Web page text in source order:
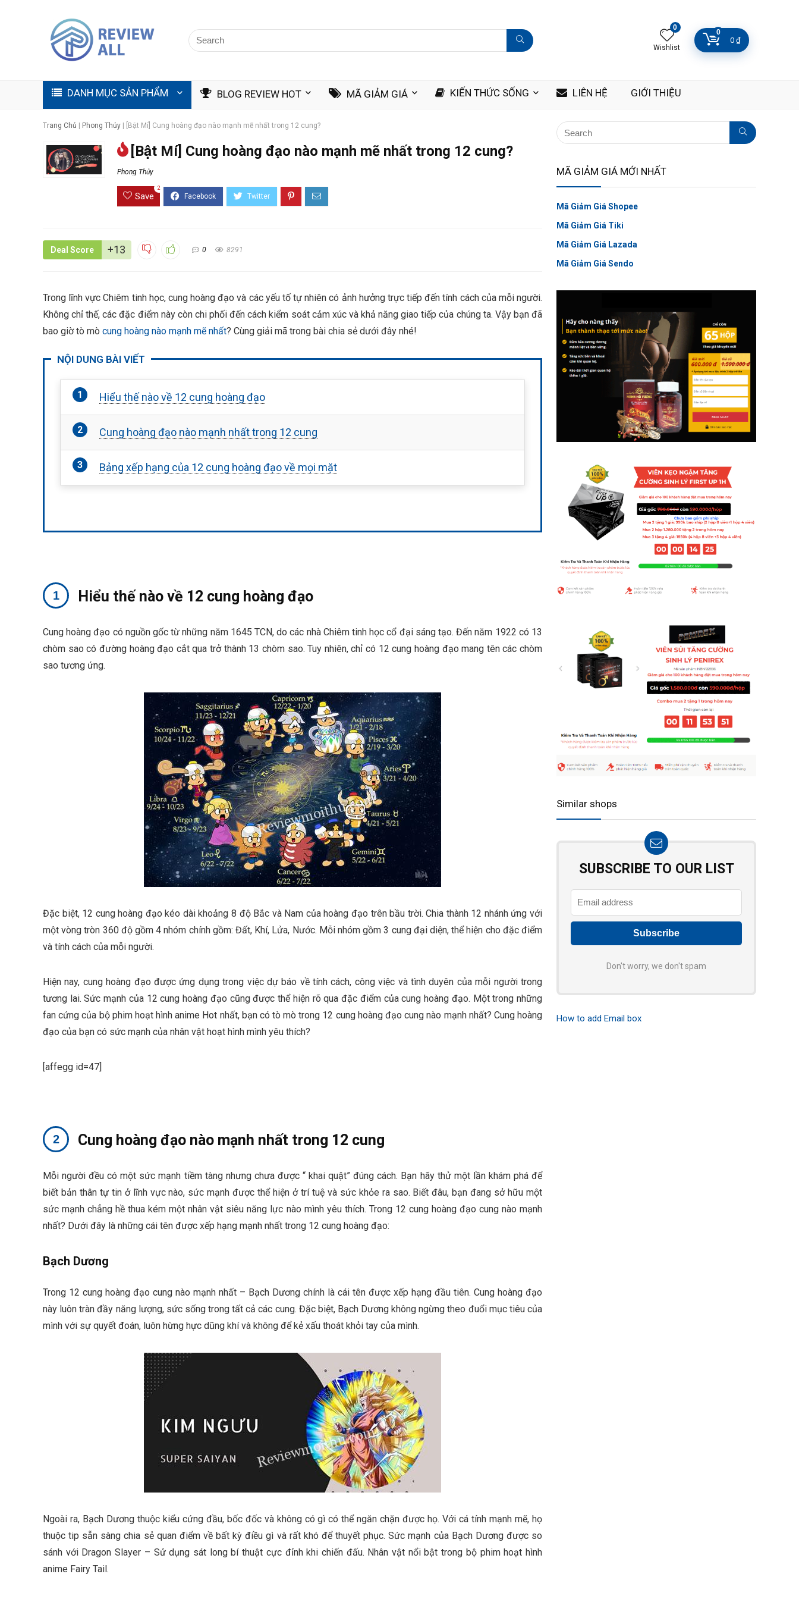
0
Wishlist
0
0 ₫
DANH MỤC SẢN PHẨM BLOG REVIEW HOT MÃ GIẢM GIÁ KIẾN THỨC SỐNG LIÊN HỆ GIỚI THIỆU
Trang Chủ Phong Thủy [Bật Mí] Cung hoàng đạo nào mạnh mẽ nhất trong 12 cung?
[Bật Mí] Cung hoàng đạo nào mạnh mẽ nhất trong 12 cung?
Phong Thủy
Save
2
Deal Score +13 0 8291
Trong lĩnh vực Chiêm tinh học, cung hoàng đạo và các yếu tố tự nhiên có ảnh hưởng trực tiếp đến tính cách của mỗi người.
Không chỉ thế, các đặc điểm này còn chi phối đến cách kiểm soát cảm xúc và khả năng giao tiếp của chúng ta. Vậy bạn đã
bao giờ tò mò cung hoàng nào mạnh mẽ nhất? Cùng giải mã trong bài chia sẻ dưới đây nhé!
NỘI DUNG BÀI VIẾT
Hiểu thế nào về 12 cung hoàng đạo
Cung hoàng đạo nào mạnh nhất trong 12 cung
Bảng xếp hạng của 12 cung hoàng đạo về mọi mặt
Hiểu thế nào về 12 cung hoàng đạo
Cung hoàng đạo có nguồn gốc từ những năm 1645 TCN, do các nhà Chiêm tinh học cổ đại sáng tạo. Đến năm 1922 có 13
chòm sao có đường hoàng đạo cắt qua trở thành 13 chòm sao. Tuy nhiên, chỉ có 12 cung hoàng đạo mang tên các chòm
sao tương ứng.
Đặc biệt, 12 cung hoàng đạo kéo dài khoảng 8 độ Bắc và Nam của hoàng đạo trên bầu trời. Chia thành 12 nhánh ứng với
một vòng tròn 360 độ gồm 4 nhóm chính gồm: Đất, Khí, Lửa, Nước. Mỗi nhóm gồm 3 cung đại diện, thể hiện cho đặc điểm
và tính cách của mỗi người.
Hiện nay, cung hoàng đạo được ứng dụng trong việc dự báo về tính cách, công việc và tình duyên của mỗi người trong
tương lai. Sức mạnh của 12 cung hoàng đạo cũng được thể hiện rõ qua đặc điểm của cung hoàng đạo. Một trong những
fan cứng của bộ phim hoạt hình anime Hot nhất, bạn có tò mò trong 12 cung hoàng đạo cung nào mạnh nhất? Cung hoàng
đạo của bạn có sức mạnh của nhân vật hoạt hình mình yêu thích?
[affegg id=47]
Cung hoàng đạo nào mạnh nhất trong 12 cung
Mỗi người đều có một sức mạnh tiềm tàng nhưng chưa được “ khai quật” đúng cách. Bạn hãy thử một lần khám phá để
biết bản thân tự tin ở lĩnh vực nào, sức mạnh được thể hiện ở trí tuệ và sức khỏe ra sao. Biết đâu, bạn đang sở hữu một
sức mạnh chẳng hề thua kém một nhân vật siêu năng lực nào mình yêu thích. Trong 12 cung hoàng đạo cung nào mạnh
nhất? Dưới đây là những cái tên được xếp hạng mạnh nhất trong 12 cung hoàng đạo:
Bạch Dương
Trong 12 cung hoàng đạo cung nào mạnh nhất – Bạch Dương chính là cái tên được xếp hạng đầu tiên. Cung hoàng đạo
này luôn tràn đầy năng lượng, sức sống trong tất cả các cung. Đặc biệt, Bạch Dương không ngừng theo đuổi mục tiêu của
mình với sự quyết đoán, luôn hừng hực dũng khí và không để kẻ xấu thoát khỏi tay của mình.
Ngoài ra, Bạch Dương thuộc kiểu cứng đầu, bốc đốc và không có gì có thể ngăn chặn được họ. Với cá tính mạnh mẽ, họ
thuộc tip sẵn sàng chia sẻ quan điểm về bất kỳ điều gì và rất khó để thuyết phục. Sức mạnh của Bạch Dương được so
sánh với Dragon Slayer – Sử dụng sát long bí thuật cực đỉnh khi chiến đấu. Nhân vật nổi bật trong bộ phim hoạt hình
anime Fairy Tail.
MÃ GIẢM GIÁ MỚI NHẤT
Mã Giảm Giá Shopee
Mã Giảm Giá Tiki
Mã Giảm Giá Lazada
Mã Giảm Giá Sendo
Similar shops
SUBSCRIBE TO OUR LIST
Don't worry, we don't spam
How to add Email box